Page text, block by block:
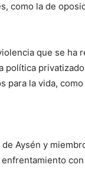
como la de
que se ha
política
para la vida,
Aysén y